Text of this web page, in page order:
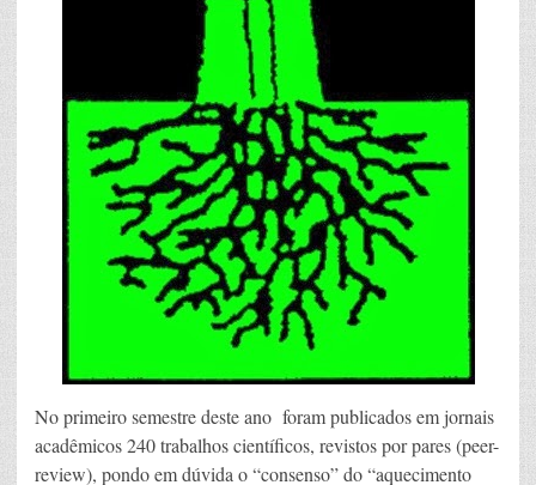
No primeiro semestre deste ano foram publicados em jornais
acadêmicos 240 trabalhos científicos, revistos por pares (peer-
review), pondo em dúvida o “consenso” do “aquecimento